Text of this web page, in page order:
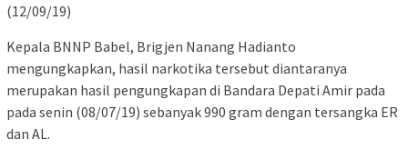
(12/09/19)
Kepala BNNP Babel, Brigjen Nanang Hadianto
mengungkapkan, hasil narkotika tersebut diantaranya
merupakan hasil pengungkapan di Bandara Depati Amir pada
pada senin (08/07/19) sebanyak 990 gram dengan tersangka ER
dan AL.